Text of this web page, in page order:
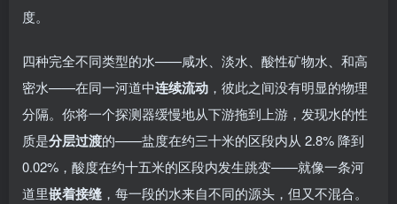
度。
四种完全不同类型的水——咸水、淡水、酸性矿物水、和高
密水——在同一河道中连续流动 ，彼此之间没有明显的物理
分隔。你将一个探测器缓慢地从下游拖到上游，发现水的性
质是分层过渡的——盐度在约三十米的区段内从 2.8% 降到
0.02%，酸度在约十五米的区段内发生跳变——就像一条河
道里嵌着接缝 ，每一段的水来自不同的源头，但又不混合。